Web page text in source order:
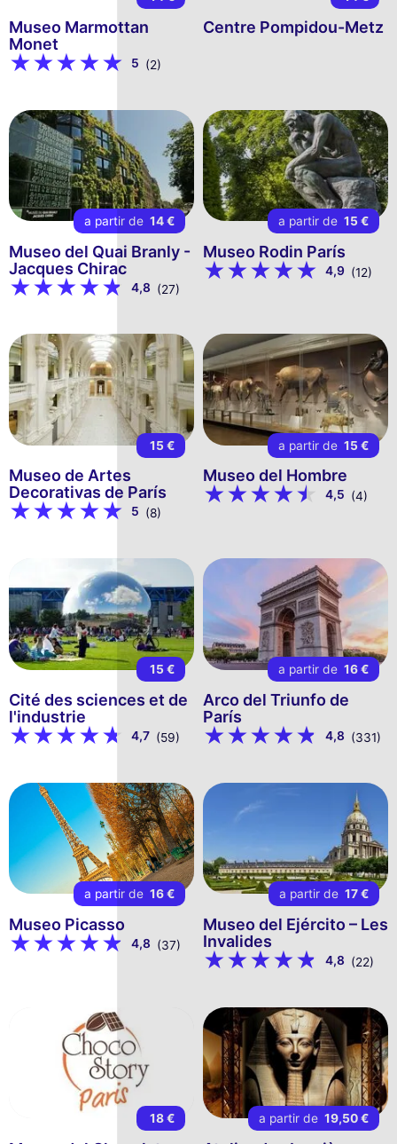
Museo Marmottan
Monet
5 (2)
Centre Pompidou-Metz
a partir de 14 €
Museo del Quai Branly -
Jacques Chirac
4,8 (27)
a partir de 15 €
Museo Rodin París
4,9 (12)
15 €
Museo de Artes
Decorativas de París
5 (8)
a partir de 15 €
Museo del Hombre
4,5 (4)
15 €
Cité des sciences et de
l'industrie
4,7 (59)
a partir de 16 €
Arco del Triunfo de
París
4,8 (331)
a partir de 16 €
Museo Picasso
4,8 (37)
a partir de 17 €
Museo del Ejército – Les
Invalides
4,8 (22)
18 € a partir de 19,50 €